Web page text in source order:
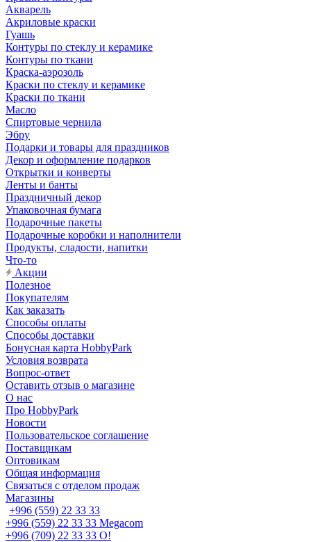
Акварель
Акриловые краски
Гуашь
Контуры по стеклу и керамике
Контуры по ткани
Краска-аэрозоль
Краски по стеклу и керамике
Краски по ткани
Масло
Спиртовые чернила
Эбру
Подарки и товары для праздников
Декор и оформление подарков
Открытки и конверты
Ленты и банты
Праздничный декор
Упаковочная бумага
Подарочные пакеты
Подарочные коробки и наполнители
Продукты, сладости, напитки
Что-то
Акции
Полезное
Покупателям
Как заказать
Способы оплаты
Способы доставки
Бонусная карта HobbyPark
Условия возврата
Вопрос-ответ
Оставить отзыв о магазине
О нас
Про HobbyPark
Новости
Пользовательское соглашение
Поставщикам
Оптовикам
Общая информация
Связаться с отделом продаж
Магазины
+996 (559) 22 33 33
+996 (559) 22 33 33 Megacom
+996 (709) 22 33 33 O!